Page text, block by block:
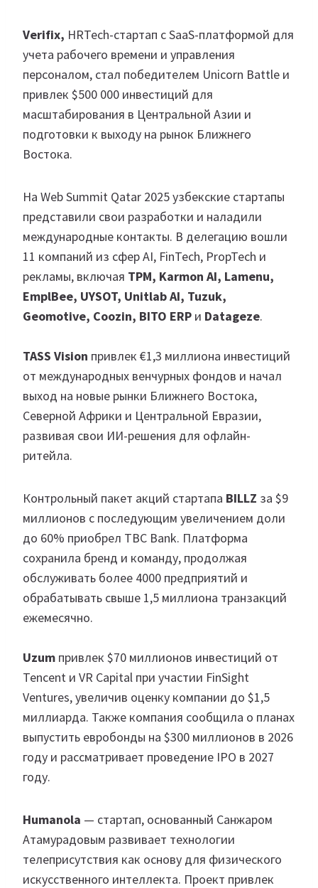
Verifix, HRTech-стартап с SaaS-платформой для
учета рабочего времени и управления
персоналом, стал победителем Unicorn Battle и
привлек $500 000 инвестиций для
масштабирования в Центральной Азии и
подготовки к выходу на рынок Ближнего
Востока.
На Web Summit Qatar 2025 узбекские стартапы
представили свои разработки и наладили
международные контакты. В делегацию вошли
11 компаний из сфер AI, FinTech, PropTech и
рекламы, включая TPM, Karmon AI, Lamenu,
EmplBee, UYSOT, Unitlab AI, Tuzuk,
Geomotive, Coozin, BITO ERP и Datageze.
TASS Vision привлек €1,3 миллиона инвестиций
от международных венчурных фондов и начал
выход на новые рынки Ближнего Востока,
Северной Африки и Центральной Евразии,
развивая свои ИИ-решения для офлайн-
ритейла.
Контрольный пакет акций стартапа BILLZ за $9
миллионов с последующим увеличением доли
до 60% приобрел TBC Bank. Платформа
сохранила бренд и команду, продолжая
обслуживать более 4000 предприятий и
обрабатывать свыше 1,5 миллиона транзакций
ежемесячно.
Uzum привлек $70 миллионов инвестиций от
Tencent и VR Capital при участии FinSight
Ventures, увеличив оценку компании до $1,5
миллиарда. Также компания сообщила о планах
выпустить евробонды на $300 миллионов в 2026
году и рассматривает проведение IPO в 2027
году.
Humanola — стартап, основанный Санжаром
Атамурадовым развивает технологии
телеприсутствия как основу для физического
искусственного интеллекта. Проект привлек